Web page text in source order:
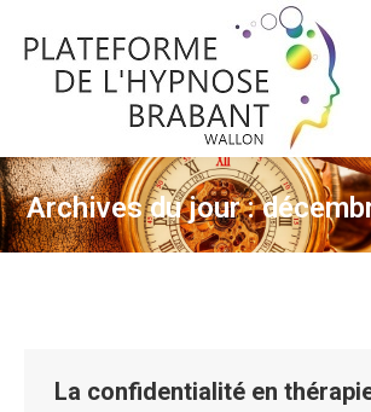
Archives du jour :
Vous êtes
La confidentialité en